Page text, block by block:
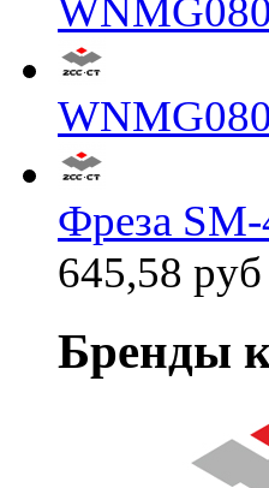
Фреза
645,58 руб
Бренды